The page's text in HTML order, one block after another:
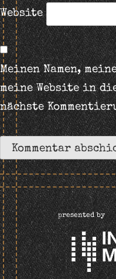
Website
Meinen Namen,
meine Website in
nächste
presented by